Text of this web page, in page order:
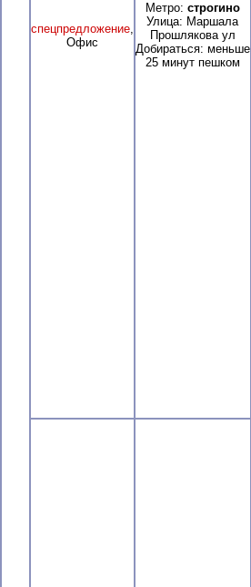
спецпредложение,
Офис
Метро: строгино
Улица: Маршала
Прошлякова ул
Добираться: меньше
25 минут пешком